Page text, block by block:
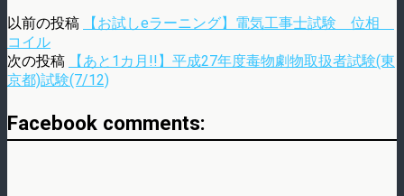
以前の投稿
【お試しeラーニング】電気工事士試験 位相
コイル
次の投稿
【あと1カ月!!】平成27年度毒物劇物取扱者試験(東
京都)試験(7/12)
Facebook comments: